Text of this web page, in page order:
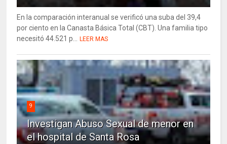
En la comparación interanual se verificó una suba del 39,4
por ciento en la Canasta Básica Total (CBT). Una familia tipo
necesitó 44.521 p...
LEER MAS
9
Investigan Abuso Sexual de menor en
el hospital de Santa Rosa